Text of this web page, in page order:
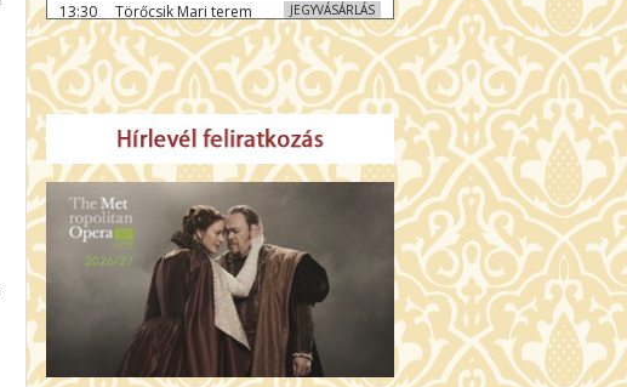
JEGYVÁSÁRLÁS
13:30 Törőcsik Mari terem
A KEGYELEM (16)
JEGYVÁSÁRLÁS
13:30 Díszterem
MAGYAR MENYEGZŐ (12)
14:30 Fábri terem
MESSZI ÉSZAK (12)
JEGYVÁSÁRLÁS
15:00 Csortos terem
MOHÁCS – VILÁGOK HARCA (12)
15:30 Díszterem
ODÜSSZEIA (16)
JEGYVÁSÁRLÁS
16:00 Törőcsik Mari terem
TALÁLKOZÁS A BUDDHÁVAL (12)
JEGYVÁSÁRLÁS
17:00 Fábri terem
MOMO (12)